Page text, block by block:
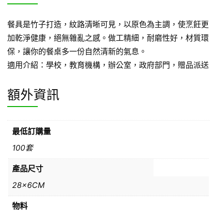
餐具是竹子打造，紋路清晰可見，以原色為主調，使烹飪更
加乾淨健康，絕無雜亂之感。做工精細，耐磨性好，材質環
保，讓你的餐桌多一份自然清新的氣息。
適用介紹：學校，教育機構，辦公室，政府部門，贈品派送
額外資訊
最低訂購量
100套
產品尺寸
28x6CM
物料